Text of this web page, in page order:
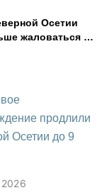
Осетии
жаловаться на